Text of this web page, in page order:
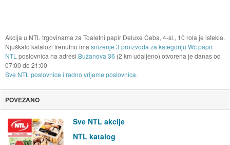
Akcija u NTL trgovinama za Toaletni papir Deluxe Ceba, 4-sl., 10 rola je istekla.
Njuškalo katalozi trenutno ima sniženje 3 proizvoda za kategoriju Wc papir.
NTL poslovnica na adresi Bužanova 36 (2 km udaljeno) otvorena je danas od
07:00 do 21:00
Sve NTL poslovnice i radno vrijeme poslovnica.
POVEZANO
Sve NTL akcije
NTL katalog